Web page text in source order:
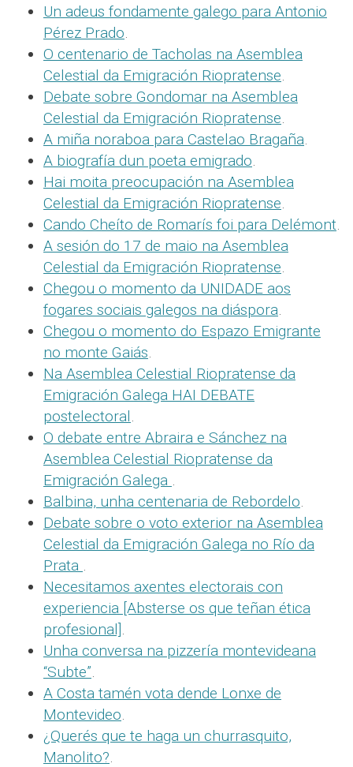
Un adeus fondamente galego para Antonio
Pérez Prado.
O centenario de Tacholas na Asemblea
Celestial da Emigración Riopratense.
Debate sobre Gondomar na Asemblea
Celestial da Emigración Riopratense.
A miña noraboa para Castelao Bragaña.
A biografía dun poeta emigrado.
Hai moita preocupación na Asemblea
Celestial da Emigración Riopratense.
Cando Cheíto de Romarís foi para Delémont.
A sesión do 17 de maio na Asemblea
Celestial da Emigración Riopratense.
Chegou o momento da UNIDADE aos
fogares sociais galegos na diáspora.
Chegou o momento do Espazo Emigrante
no monte Gaiás.
Na Asemblea Celestial Riopratense da
Emigración Galega HAI DEBATE
postelectoral.
O debate entre Abraira e Sánchez na
Asemblea Celestial Riopratense da
Emigración Galega .
Balbina, unha centenaria de Rebordelo.
Debate sobre o voto exterior na Asemblea
Celestial da Emigración Galega no Río da
Prata .
Necesitamos axentes electorais con
experiencia [Absterse os que teñan ética
profesional].
Unha conversa na pizzería montevideana
“Subte”.
A Costa tamén vota dende Lonxe de
Montevideo.
¿Querés que te haga un churrasquito,
Manolito?.